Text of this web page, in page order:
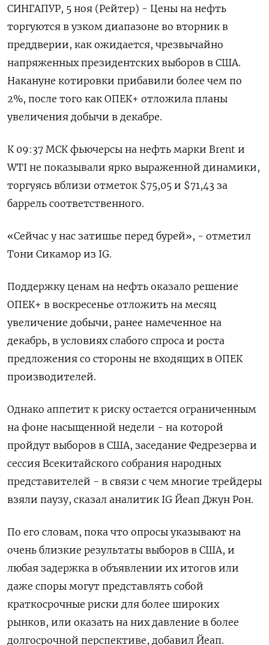
СИНГАПУР, 5 ноя (Рейтер) - Цены на нефть
торгуются в узком диапазоне во вторник в
преддверии, как ожидается, чрезвычайно
напряженных президентских выборов в США.
Накануне котировки прибавили более чем по
2%, после того как ОПЕК+ отложила планы
увеличения добычи в декабре.
К 09:37 МСК фьючерсы на нефть марки Brent и
WTI не показывали ярко выраженной динамики,
торгуясь вблизи отметок $75,05 и $71,43 за
баррель соответственного.
«Сейчас у нас затишье перед бурей», - отметил
Тони Сикамор из IG.
Поддержку ценам на нефть оказало решение
ОПЕК+ в воскресенье отложить на месяц
увеличение добычи, ранее намеченное на
декабрь, в условиях слабого спроса и роста
предложения со стороны не входящих в ОПЕК
производителей.
Однако аппетит к риску остается ограниченным
на фоне насыщенной недели - на которой
пройдут выборов в США, заседание Федрезерва и
сессия Всекитайского собрания народных
представителей - в связи с чем многие трейдеры
взяли паузу, сказал аналитик IG Йеап Джун Рон.
По его словам, пока что опросы указывают на
очень близкие результаты выборов в США, и
любая задержка в объявлении их итогов или
даже споры могут представлять собой
краткосрочные риски для более широких
рынков, или оказать на них давление в более
долгосрочной перспективе, добавил Йеап.